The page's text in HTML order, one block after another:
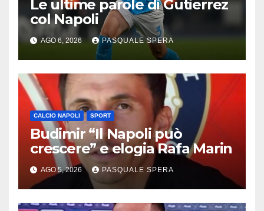
Le ultime parole di Gutierrez
col Napoli
AGO 6, 2026 PASQUALE SPERA
CALCIO NAPOLI SPORT
Budimir “Il Napoli può
crescere” e elogia Rafa Marin
AGO 5, 2026 PASQUALE SPERA